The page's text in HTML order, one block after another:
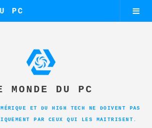
PC
MONDE DU PC
ET DU HIGH TECH NE DOIVENT PAS
PAR CEUX QUI LES MAITRISENT.